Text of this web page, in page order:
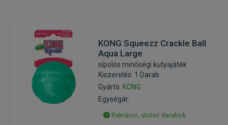
KONG Squeezz Crackle Ball
Aqua Large
sípolós minőségi kutyajáték
Kiszerelés: 1 Darab
Gyártó: KONG
Egységár:
Raktáron, utolsó darabok